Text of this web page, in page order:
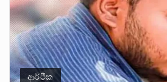
ආර්ථික